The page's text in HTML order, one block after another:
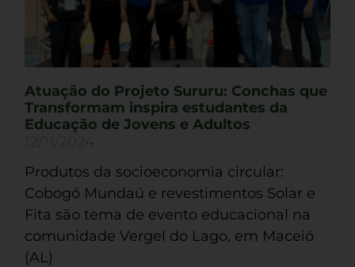
Atuação do Projeto Sururu: Conchas que
Transformam inspira estudantes da
Educação de Jovens e Adultos
Produtos da socioeconomia circular:
Cobogó Mundaú e revestimentos Solar e
Fita são tema de evento educacional na
comunidade Vergel do Lago, em Maceió
(AL)